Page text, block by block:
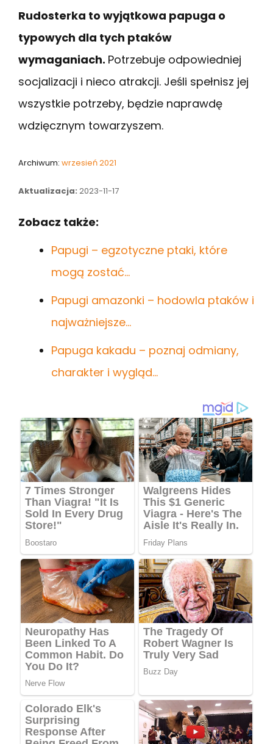
Rudosterka to wyjątkowa papuga o
typowych dla tych ptaków
wymaganiach. Potrzebuje odpowiedniej
socjalizacji i nieco atrakcji. Jeśli spełnisz jej
wszystkie potrzeby, będzie naprawdę
wdzięcznym towarzyszem.
Archiwum: wrzesień 2021
Aktualizacja: 2023-11-17
Zobacz także:
Papugi – egzotyczne ptaki, które
mogą zostać…
Papugi amazonki – hodowla ptaków i
najważniejsze…
Papuga kakadu – poznaj odmiany,
charakter i wygląd…